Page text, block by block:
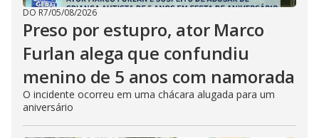
DO R7/05/08/2026
Preso por estupro, ator Marco
Furlan alega que confundiu
menino de 5 anos com namorada
O incidente ocorreu em uma chácara alugada para um
aniversário